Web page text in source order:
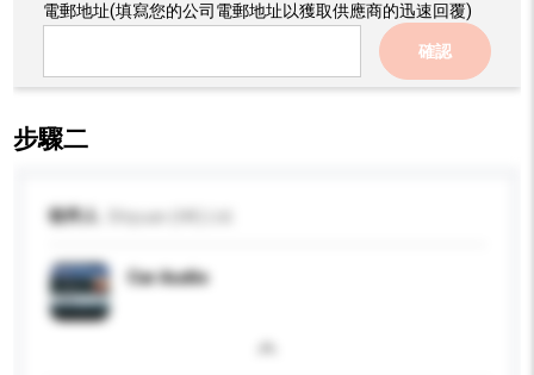
電郵地址(填寫您的公司電郵地址以獲取供應商的迅速回覆)
確認
步驟二
收件人
Car Audio